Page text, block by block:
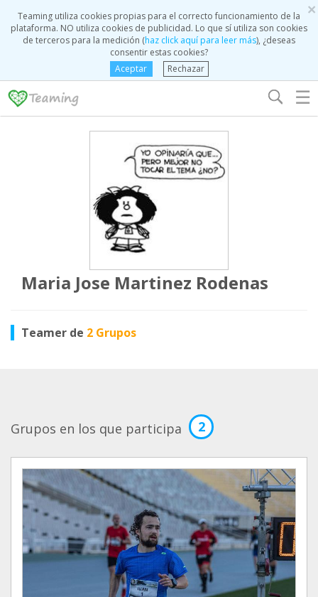
×
Teaming utiliza cookies propias para el correcto funcionamiento de la
plataforma. NO utiliza cookies de publicidad. Lo que sí utiliza son cookies
de terceros para la medición (haz click aquí para leer más), ¿deseas
consentir estas cookies?
Aceptar
Rechazar
☰
Maria Jose Martinez Rodenas
Teamer de 2 Grupos
Grupos en los que participa 2